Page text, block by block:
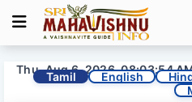
Thu, Aug 6, 2026, 08:03:56
Tamil English